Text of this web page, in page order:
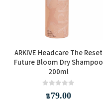
ARKIVE Headcare The Reset
Future Bloom Dry Shampoo
200ml
₪79.00